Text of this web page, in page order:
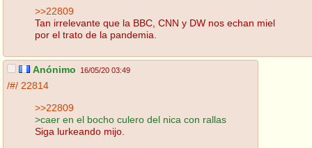
>>22809
Tan irrelevante que la BBC, CNN y DW nos echan miel
por el trato de la pandemia.
Anónimo 16/05/20 03:49
/#/ 22814
>>22809
>caer en el bocho culero del nica con rallas
Siga lurkeando mijo.